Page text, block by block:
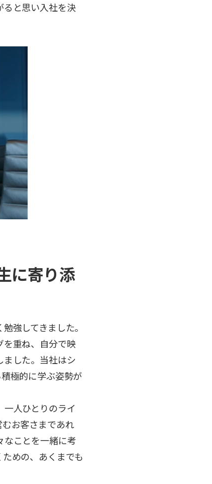
ると思い入社を決
に寄り添
強してきました。
を重ね、自分で映
ました。当社はシ
極的に学ぶ姿勢が
人ひとりのライ
お客さまであれ
なことを一緒に考
めの、あくまでも